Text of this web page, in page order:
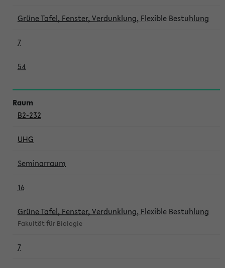
Grüne Tafel, Fenster, Verdunklung, Flexible Bestuhlung
7
54
B2-232
UHG
Seminarraum
16
Grüne Tafel, Fenster, Verdunklung, Flexible Bestuhlung
Fakultät für Biologie
7